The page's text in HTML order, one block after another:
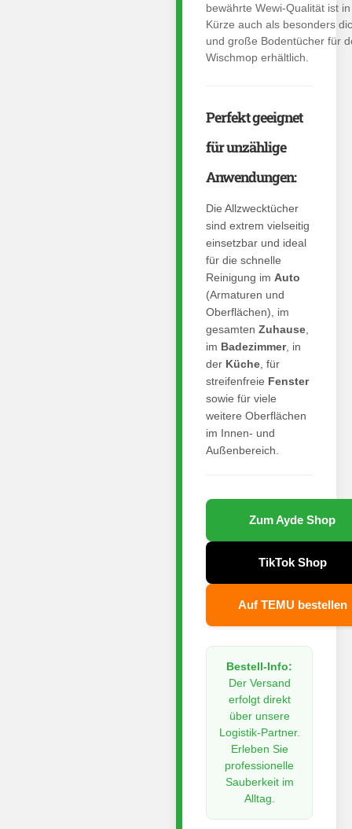
bewährte Wewi-Qualität ist in
Kürze auch als besonders
und große Bodentücher für
Wischmop erhältlich.
Perfekt geeignet
für unzählige
Anwendungen:
Die Allzwecktücher
sind extrem vielseitig
einsetzbar und ideal
für die schnelle
Reinigung im Auto
(Armaturen und
Oberflächen), im
gesamten Zuhause
im Badezimmer, in
der Küche , für
streifenfreie Fenster
sowie für viele
weitere Oberflächen
im Innen- und
Außenbereich.
Zum Ayde Shop
TikTok Shop
Auf TEMU bestellen
Bestell-Info:
Der Versand
erfolgt direkt
über unsere
Logistik-Partner.
Erleben Sie
professionelle
Sauberkeit im
Alltag.